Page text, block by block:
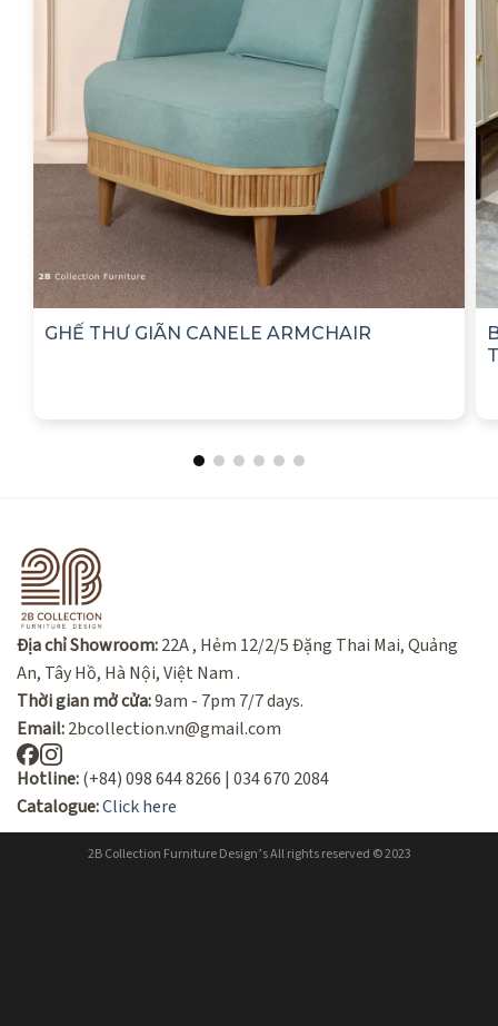
GHẾ THƯ GIÃN CANELE ARMCHAIR
Địa chỉ Showroom:22A , Hẻm 12/2/5 Đặng Thai Mai, Quảng
An, Tây Hồ, Hà Nội, Việt Nam .
Thời gian mở cửa:9am - 7pm 7/7 days.
Email:2bcollection.vn@gmail.com
Hotline:(+84) 098 644 8266 | 034 670 2084
Catalogue:Click here
2B Collection Furniture Design’s All rights reserved © 2023